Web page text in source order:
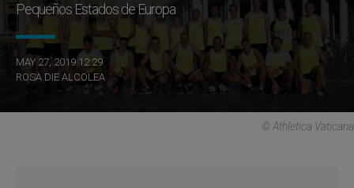
Pequeños Estados de Europa
MAY 27, 2019 12:29
ROSA DIE ALCOLEA
© Athletica Vaticana